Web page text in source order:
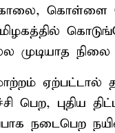
கொள்ளை
முடியாத நிலை
ஏற்பட்டால்
பெற, புதிய
நடைபெற